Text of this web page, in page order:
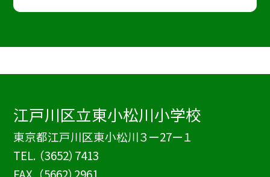
江戸川区立東小松川小学校
東京都江戸川区東小松川３ー27ー１
TEL. （3652）7413